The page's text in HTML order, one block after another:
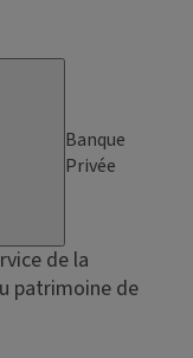
Banque
Privée
de la
patrimoine de